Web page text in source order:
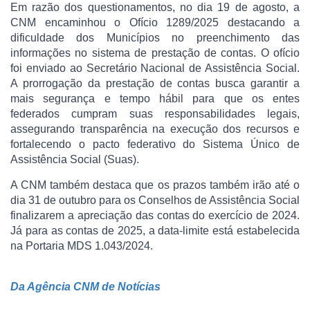
Em razão dos questionamentos, no dia 19 de agosto, a
CNM encaminhou o Ofício 1289/2025 destacando a
dificuldade dos Municípios no preenchimento das
informações no sistema de prestação de contas. O ofício
foi enviado ao Secretário Nacional de Assistência Social.
A prorrogação da prestação de contas busca garantir a
mais segurança e tempo hábil para que os entes
federados cumpram suas responsabilidades legais,
assegurando transparência na execução dos recursos e
fortalecendo o pacto federativo do Sistema Único de
Assistência Social (Suas).
A CNM também destaca que os prazos também irão até o
dia 31 de outubro para os Conselhos de Assistência Social
finalizarem a apreciação das contas do exercício de 2024.
Já para as contas de 2025, a data-limite está estabelecida
na Portaria MDS 1.043/2024.
Da Agência CNM de Notícias